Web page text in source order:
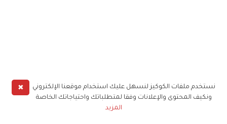
✖
نستخدم ملفات الكوكيز لنسهل عليك استخدام موقعنا الإلكتروني
ونكيف المحتوى والإعلانات وفقا لمتطلباتك واحتياجاتك الخاصة
المزيد